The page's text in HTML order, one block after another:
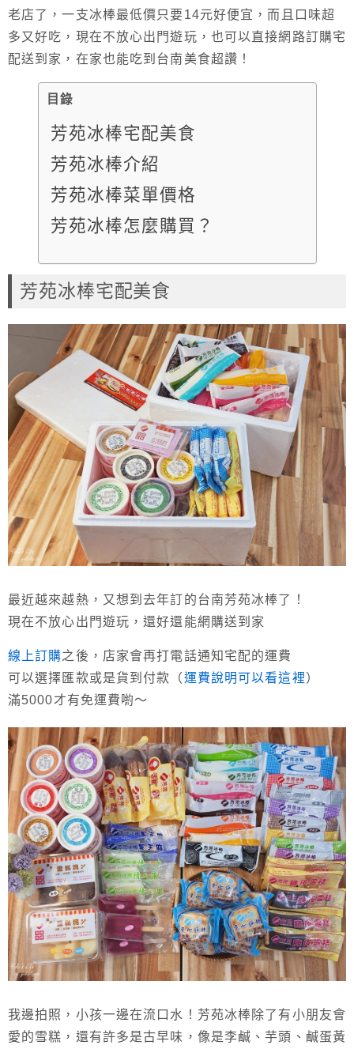
老店了，一支冰棒最低價只要14元好便宜，而且口味超
多又好吃，現在不放心出門遊玩，也可以直接網路訂購宅
配送到家，在家也能吃到台南美食超讚！
目錄
芳苑冰棒宅配美食
芳苑冰棒介紹
芳苑冰棒菜單價格
芳苑冰棒怎麼購買？
芳苑冰棒宅配美食
最近越來越熱，又想到去年訂的台南芳苑冰棒了！
現在不放心出門遊玩，還好還能網購送到家
線上訂購之後，店家會再打電話通知宅配的運費
可以選擇匯款或是貨到付款（運費說明可以看這裡）
滿5000才有免運費喲～
我邊拍照，小孩一邊在流口水！ 芳苑冰棒除了有小朋友會
愛的雪糕，還有許多是古早味，像是李鹹、芋頭、鹹蛋黃